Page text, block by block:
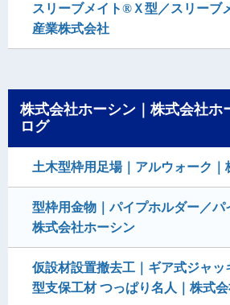
スリーブメイト®Ｘ型／スリーブ
産業株式会社
株式会社ホーシン｜株式会社ホ
ログ
土木型枠用足場｜アルウォーク｜
型枠用金物｜パイプホルダー／パ
株式会社ホーシン
仮設材設置撤去工｜ギア式ジャッ
型支保工材 つっぱり名人｜株式